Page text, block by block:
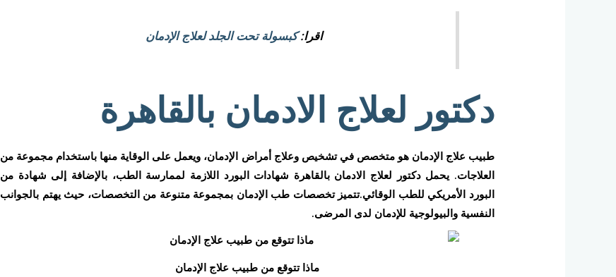
اقرا:كبسولة تحت الجلد لعلاج الإدمان
دكتور لعلاج الادمان بالقاهرة
طبيب علاج الإدمان هو متخصص في تشخيص وعلاج أمراض الإدمان، ويعمل على الوقاية منها باستخدام مجموعة من
العلاجات. يحمل دكتور لعلاج الادمان بالقاهرة شهادات البورد اللازمة لممارسة الطب، بالإضافة إلى شهادة من
البورد الأمريكي للطب الوقائي.تتميز تخصصات طب الإدمان بمجموعة متنوعة من التخصصات، حيث يهتم بالجوانب
النفسية والبيولوجية للإدمان لدى المرضى.
ماذا تتوقع من طبيب علاج الإدمان